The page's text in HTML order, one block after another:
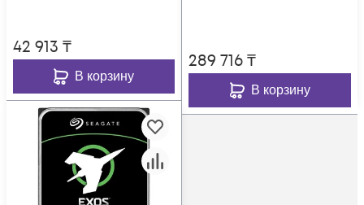
42 913 ₸
В корзину
289 716₸
В корзину